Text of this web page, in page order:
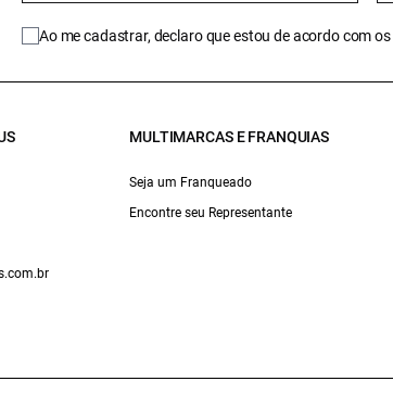
Ao me cadastrar, declaro que estou de acordo com os
MULTIMARCAS E FRANQUIAS
Seja um Franqueado
Encontre seu Representante